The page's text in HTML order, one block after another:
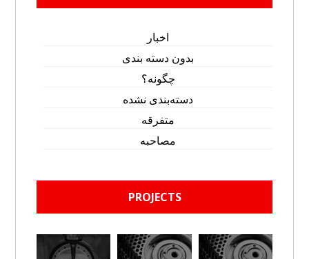
اخبار
بدون دسته بندی
چگونه؟
دسته‌بندی نشده
متفرقه
مصاحبه
PROJECTS